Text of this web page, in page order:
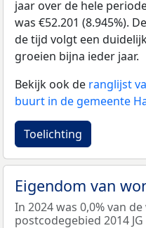
jaar over de hele
was €52.201 (8.945%).
de tijd volgt een
groeien bijna ieder jaar.
Bekijk ook de ranglijst
buurt in de gemeente
Toelichting
Eigendom van
In 2024 was 0,0% van
postcodegebied 2014